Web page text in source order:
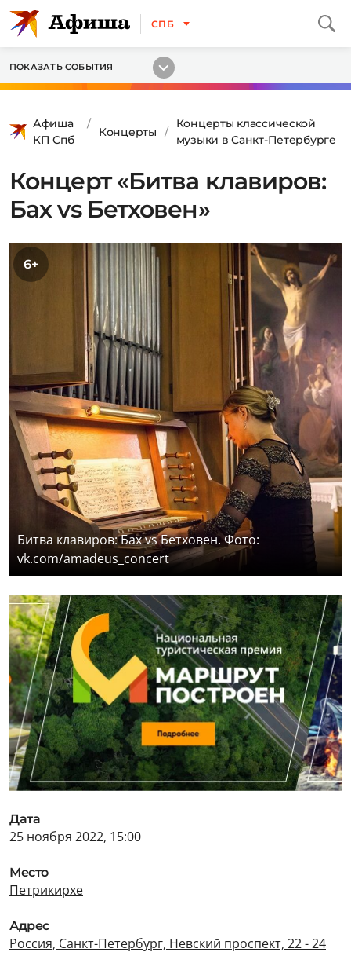
СПБ
ПОКАЗАТЬ СОБЫТИЯ
Афиша
КП Спб
Концерты
Концерты классической
музыки в Санкт-Петербурге
Концерт «Битва клавиров:
Бах vs Бетховен»
6+
Битва клавиров: Бах vs Бетховен. Фото:
vk.com/amadeus_concert
Дата
25 ноября 2022, 15:00
Место
Петрикирхе
Адрес
Россия, Санкт-Петербург, Невский проспект, 22 - 24